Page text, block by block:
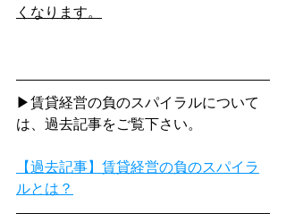
くなります。
▶賃貸経営の負のスパイラルについて
は、過去記事をご覧下さい。
【過去記事】賃貸経営の負のスパイラ
ルとは？